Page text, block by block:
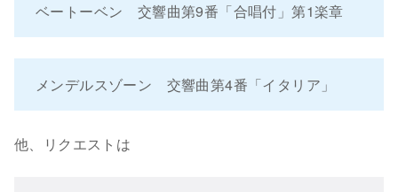
ベートーベン 交響曲第9番「合唱付」第1楽章
メンデルスゾーン 交響曲第4番「イタリア」
他、リクエストは